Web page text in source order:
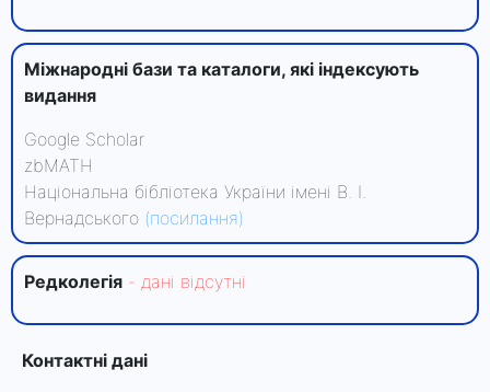
Міжнародні бази та каталоги, які індексують
видання
Google Scholar
zbMATH
Національна бібліотека України імені В. І.
Вернадського (посилання)
Редколегiя - данi вiдсутнi
Контактні дані